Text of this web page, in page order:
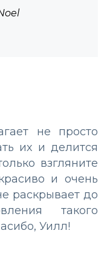
не просто
их и делится
взгляните
и очень
раскрывает до
такого
Уилл!